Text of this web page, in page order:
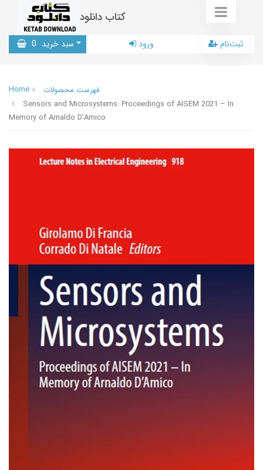
کتاب دانلود
سبد خرید 0 ورود ثبت‌نام
Home
فهرست محصولات
Sensors and Microsystems: Proceedings of AISEM 2021 – In
Memory of Arnaldo D’Amico